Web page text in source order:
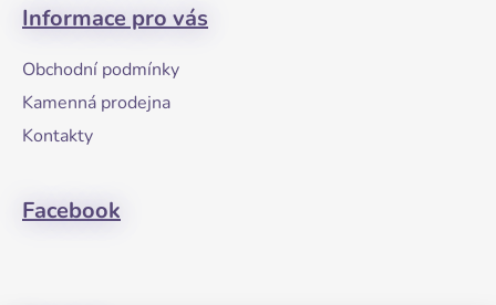
Informace pro vás
Obchodní podmínky
Kamenná prodejna
Kontakty
Facebook